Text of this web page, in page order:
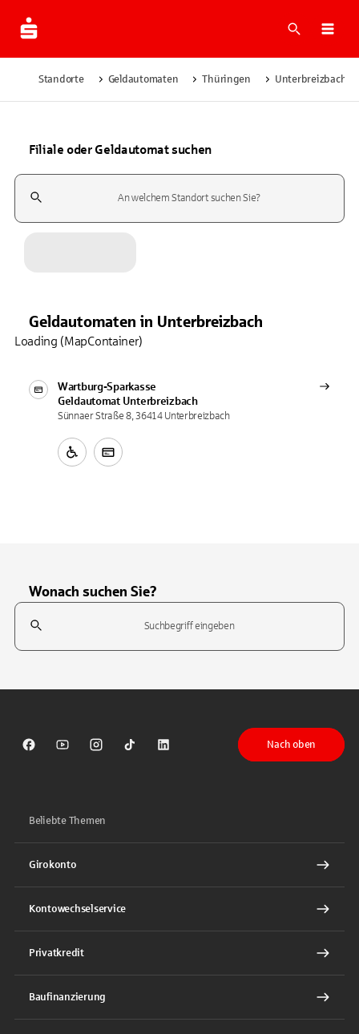
Suche
Standorte Geldautomaten Thüringen Unterbreizbach
Filiale oder Geldautomat suchen
Suchfeld
Geldautomaten in Unterbreizbach
Wartburg-Sparkasse
Geldautomat Unterbreizbach
Sünnaer Straße 8, 36414 Unterbreizbach
Loading (MapContainer)
Wonach suchen Sie?
Suchfeld
Sparkasse auf Facebook
Sparkasse auf Youtube
Sparkasse auf Instagram
Sparkasse auf TikTok
Sparkasse auf LinkedIn
Nach oben
Beliebte Themen
Girokonto
Kontowechselservice
Privatkredit
Baufinanzierung